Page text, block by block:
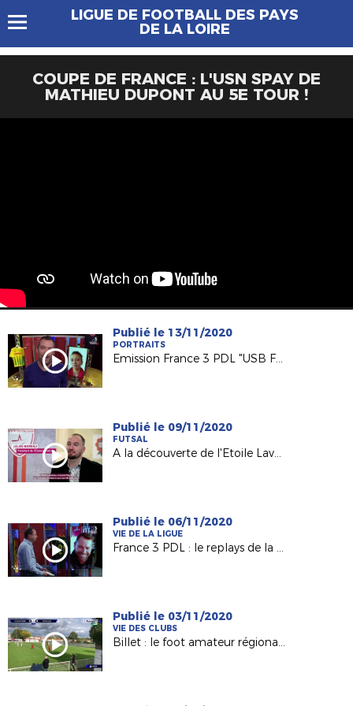
LIGUE DE FOOTBALL DES PAYS
DE LA LOIRE
COUPE DE FRANCE : L'USN SPAY DE
MATHIEU DUPONT AU 5E TOUR !
Publié le 13/11/2020
PORTRAITS
Emission France 3 PDL "USB Foot"
Publié le 09/11/2020
FUTSAL
A la découverte de l'Etoile Lavalloise Futsal (D2 FFF)
Publié le 06/11/2020
VIE DE LA LIGUE
France 3 PDL : le replays de la 60e émission avec Olivier Quint
Publié le 03/11/2020
VIE DES CLUBS
Billet : le foot amateur régional vu par France 3 PDL